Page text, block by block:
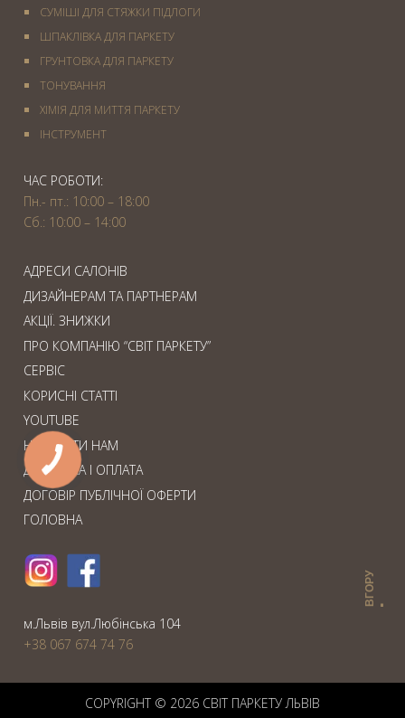
СУМІШІ ДЛЯ СТЯЖКИ ПІДЛОГИ
ШПАКЛІВКА ДЛЯ ПАРКЕТУ
ГРУНТОВКА ДЛЯ ПАРКЕТУ
ТОНУВАННЯ
ХІМІЯ ДЛЯ МИТТЯ ПАРКЕТУ
IНСТРУМЕНТ
ЧАС РОБОТИ:
Пн.- пт.: 10:00 – 18:00
Сб.: 10:00 – 14:00
АДРЕСИ САЛОНІВ
ДИЗАЙНЕРАМ ТА ПАРТНЕРАМ
АКЦІЇ. ЗНИЖКИ
ПРО КОМПАНІЮ “СВІТ ПАРКЕТУ”
СЕРВІС
КОРИСНІ СТАТТІ
YOUTUBE
НАПИСАТИ НАМ
ДОСТАВКА І ОПЛАТА
ДОГОВІР ПУБЛІЧНОЇ ОФЕРТИ
ГОЛОВНА
ВГОРУ
м.Львiв вул.Любiнська 104
+38 067 674 74 76
COPYRIGHT © 2026 СВIТ ПАРКЕТУ ЛЬВІВ